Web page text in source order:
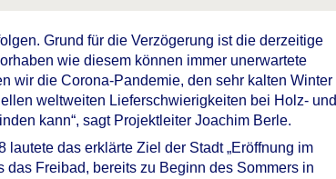
Grund für die Verzögerung ist die derzeitige
wie diesem können immer unerwartete
wir die Corona-Pandemie, den sehr kalten Winter
weltweiten Lieferschwierigkeiten bei Holz- und
kann“, sagt Projektleiter Joachim Berle.
das erklärte Ziel der Stadt „Eröffnung im
das Freibad, bereits zu Beginn des Sommers in